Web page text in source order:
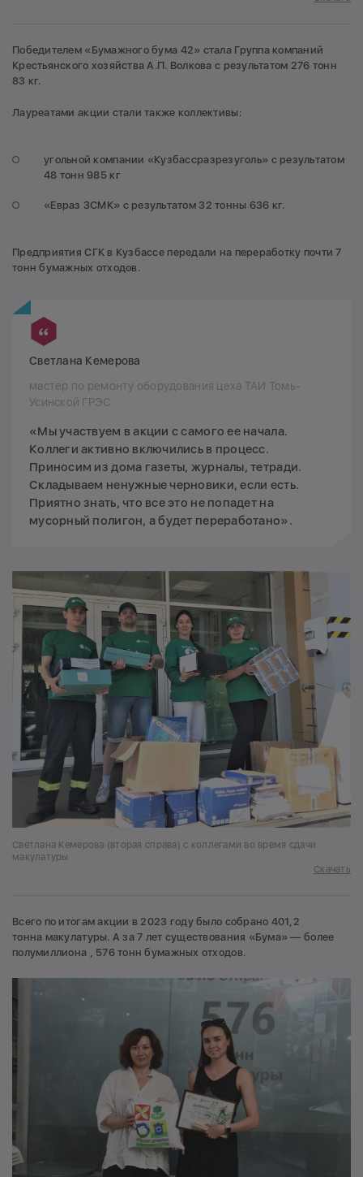
Победителем «Бумажного бума 42» стала Группа компаний
Крестьянского хозяйства А.П. Волкова с результатом 276 тонн
83 кг.
Лауреатами акции стали также коллективы:
угольной компании «Кузбассразрезуголь» с результатом
48 тонн 985 кг
«Евраз ЗСМК» с результатом 32 тонны 636 кг.
Предприятия СГК в Кузбассе передали на переработку почти 7
тонн бумажных отходов.
Светлана Кемерова
мастер по ремонту оборудования цеха ТАИ Томь-
Усинской ГРЭС
«Мы участвуем в акции с самого ее начала.
Коллеги активно включились в процесс.
Приносим из дома газеты, журналы, тетради.
Складываем ненужные черновики, если есть.
Приятно знать, что все это не попадет на
мусорный полигон, а будет переработано».
Светлана Кемерова (вторая справа) с коллегами во время сдачи
макулатуры
Скачать
Всего по итогам акции в 2023 году было собрано 401,2
тонна макулатуры. А за 7 лет существования «Бума» — более
полумиллиона , 576 тонн бумажных отходов.